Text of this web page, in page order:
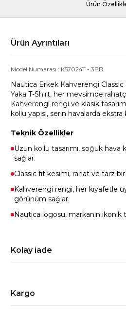
Ürün
Ürün Ayrıntıları
Model Numarası : K57024T -3BB
Nautica Erkek Kahverengi
Yaka T-Shirt, her mevsimde
Kahverengi rengi ve klasik
kollu yapısı, serin havalarda
Teknik Özellikler
Uzun kollu tasarımı, soğuk hava
sağlar.
Classic fit kesimi, rahat ve tarz bir
Kahverengi rengi, her kıyafetle
görünüm sağlar.
Nautica logosu, markanın ikonik
Kolay iade
Kargo